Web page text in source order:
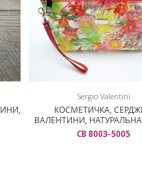
Sergio Valentini
КОСМЕТИЧКА,
ВАЛЕНТИНИ,
СВ 8003-5005